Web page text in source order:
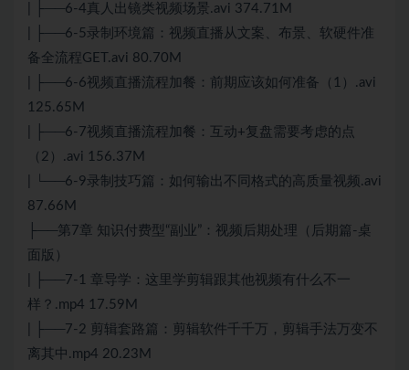
| ├──6-4真人出镜类视频场景.avi 374.71M
| ├──6-5录制环境篇：视频直播从文案、布景、软硬件准
备全流程GET.avi 80.70M
| ├──6-6视频直播流程加餐：前期应该如何准备（1）.avi
125.65M
| ├──6-7视频直播流程加餐：互动+复盘需要考虑的点
（2）.avi 156.37M
| └──6-9录制技巧篇：如何输出不同格式的高质量视频.avi
87.66M
├──第7章 知识付费型“副业”：视频后期处理（后期篇-桌
面版）
| ├──7-1 章导学：这里学剪辑跟其他视频有什么不一
样？.mp4 17.59M
| ├──7-2 剪辑套路篇：剪辑软件千千万，剪辑手法万变不
离其中.mp4 20.23M